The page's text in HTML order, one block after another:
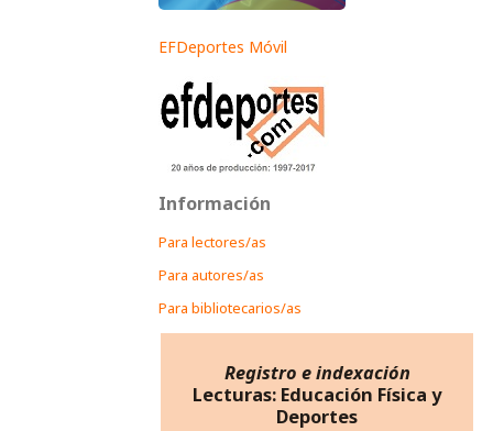
EFDeportes Móvil
Información
Para lectores/as
Para autores/as
Para bibliotecarios/as
Registro e indexación
Lecturas: Educación Física y
Deportes